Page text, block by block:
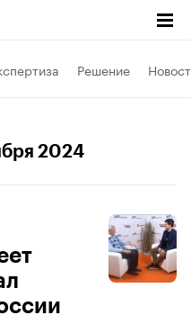
Решение
2024